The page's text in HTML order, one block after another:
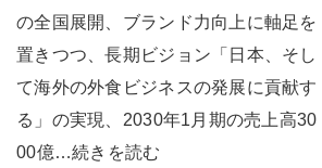
の全国展開、ブランド力向上に軸足を
置きつつ、長期ビジョン「日本、そし
て海外の外食ビジネスの発展に貢献す
る」の実現、2030年1月期の売上高30
00億…続きを読む